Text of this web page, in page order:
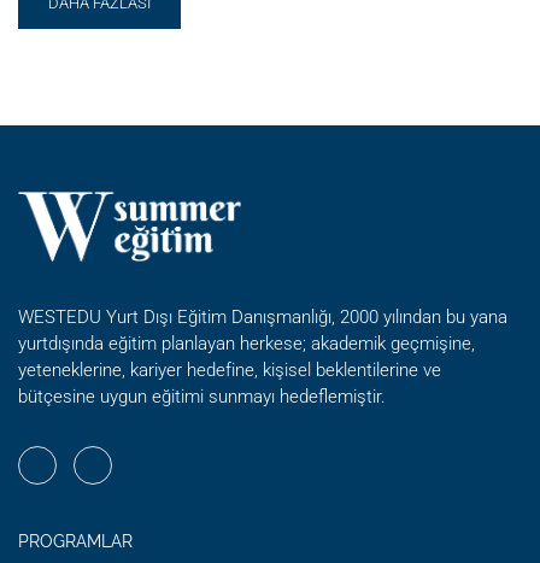
MORE
YAZILIM
OKULU
@
HOTCHKISS
WESTEDU Yurt Dışı Eğitim Danışmanlığı, 2000 yılından bu yana
yurtdışında eğitim planlayan herkese; akademik geçmişine,
yeteneklerine, kariyer hedefine, kişisel beklentilerine ve
bütçesine uygun eğitimi sunmayı hedeflemiştir.
PROGRAMLAR